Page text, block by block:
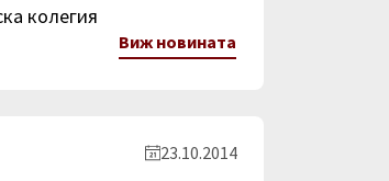
колегия
Виж новината
23.10.2014